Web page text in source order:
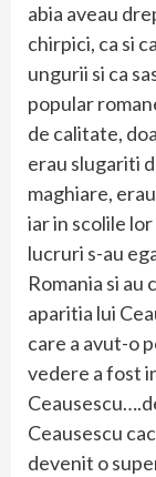
abia aveau
chirpici, ca si
ungurii si ca
popular
de calitate,
erau slugariti
maghiare,
iar in scolile
lucruri s-au
Romania si au
aparitia lui
care a avut-o
vedere a fost
Ceausescu
devenit o